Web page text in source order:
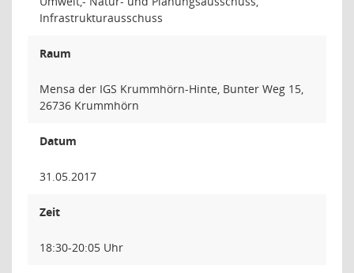
Infrastrukturausschuss
Raum
Mensa der IGS Krummhörn-Hinte, Bunter Weg 15,
26736 Krummhörn
Datum
31.05.2017
Zeit
18:30-20:05 Uhr